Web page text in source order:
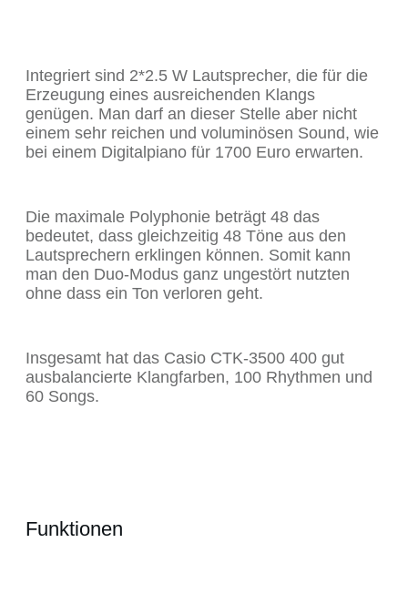
Integriert sind 2*2.5 W Lautsprecher, die für die
Erzeugung eines ausreichenden Klangs
genügen. Man darf an dieser Stelle aber nicht
einem sehr reichen und voluminösen Sound, wie
bei einem Digitalpiano für 1700 Euro erwarten.
Die maximale Polyphonie beträgt 48 das
bedeutet, dass gleichzeitig 48 Töne aus den
Lautsprechern erklingen können. Somit kann
man den Duo-Modus ganz ungestört nutzten
ohne dass ein Ton verloren geht.
Insgesamt hat das Casio CTK-3500 400 gut
ausbalancierte Klangfarben, 100 Rhythmen und
60 Songs.
Funktionen